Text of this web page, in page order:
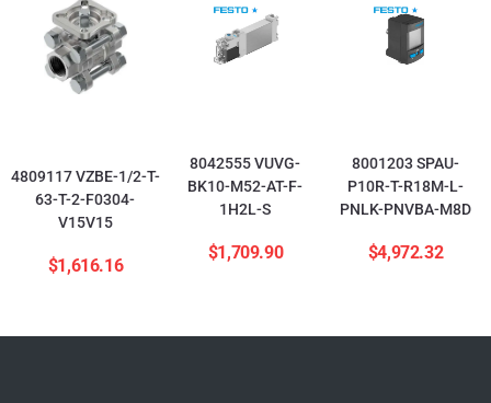
4809117 VZBE-1/2-T-
63-T-2-F0304-
V15V15
$1,616.16
8042555 VUVG-
BK10-M52-AT-F-
1H2L-S
$1,709.90
8001203 SPAU-
P10R-T-R18M-L-
PNLK-PNVBA-M8D
$4,972.32